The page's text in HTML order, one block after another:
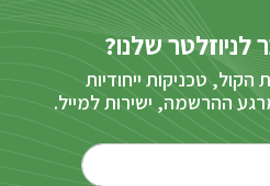
שלנו?
הקול, טכניקות ייחודיות
ההרשמה, ישירות למייל.